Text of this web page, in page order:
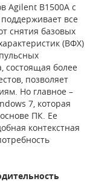
Agilent B1500A с
все
снятия базовых
(ВФХ)
состоящая более
позволяет
Но главное –
7, которая
ПК. Ее
контекстная